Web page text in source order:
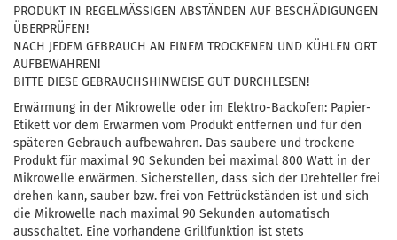
PRODUKT IN REGELMÄSSIGEN ABSTÄNDEN AUF BESCHÄDIGUNGEN
ÜBERPRÜFEN!
NACH JEDEM GEBRAUCH AN EINEM TROCKENEN UND KÜHLEN ORT
AUFBEWAHREN!
BITTE DIESE GEBRAUCHSHINWEISE GUT DURCHLESEN!
Erwärmung in der Mikrowelle oder im Elektro-Backofen: Papier-
Etikett vor dem Erwärmen vom Produkt entfernen und für den
späteren Gebrauch aufbewahren. Das saubere und trockene
Produkt für maximal 90 Sekunden bei maximal 800 Watt in der
Mikrowelle erwärmen. Sicherstellen, dass sich der Drehteller frei
drehen kann, sauber bzw. frei von Fettrückständen ist und sich
die Mikrowelle nach maximal 90 Sekunden automatisch
ausschaltet. Eine vorhandene Grillfunktion ist stets